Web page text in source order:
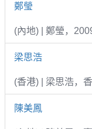
鄭瑩
(內地) | 鄭瑩，
梁思浩
(香港) | 梁思浩，
陳美鳳